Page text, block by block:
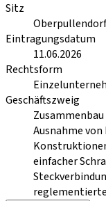
Sitz
Oberpullendorf
Eintragungsdatum
11.06.2026
Rechtsform
Geschäftszweig
Ausnahme
einfacher